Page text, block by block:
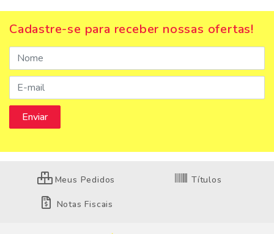
Cadastre-se para receber nossas ofertas!
Meus Pedidos Títulos
Notas Fiscais